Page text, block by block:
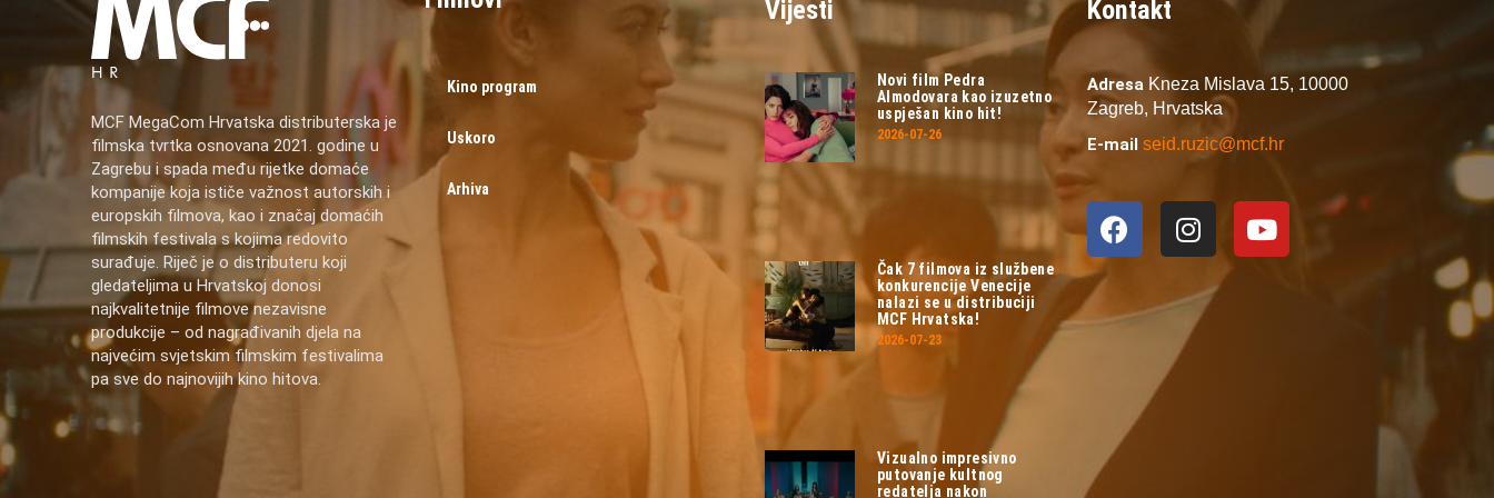
MCF MegaCom Hrvatska distributerska je
filmska tvrtka osnovana 2021. godine u
Zagrebu i spada među rijetke domaće
kompanije koja ističe važnost autorskih i
europskih filmova, kao i značaj domaćih
filmskih festivala s kojima redovito
surađuje. Riječ je o distributeru koji
gledateljima u Hrvatskoj donosi
najkvalitetnije filmove nezavisne
produkcije – od nagrađivanih djela na
najvećim svjetskim filmskim festivalima
pa sve do najnovijih kino hitova.
Kino program
Uskoro
Arhiva
Vijesti
Novi film Pedra
Almodovara kao izuzetno
uspješan kino hit!
2026-07-26
Čak 7 filmova iz službene
konkurencije Venecije
nalazi se u distribuciji
MCF Hrvatska!
2026-07-23
Vizualno impresivno
putovanje kultnog
redatelja nakon
Kontakt
Adresa Kneza Mislava 15, 10000
Zagreb, Hrvatska
E-mail seid.ruzic@mcf.hr